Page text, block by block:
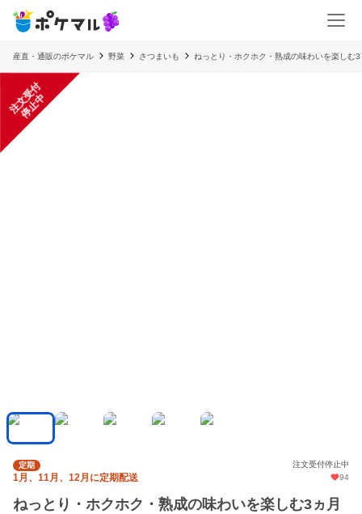
産直・通販のポケマル 野菜 さつまいも ねっとり・ホクホク・熟成の味わいを楽しむ
注
文
受
付
停
止
中
定期 注文受付停止中
1月、11月、12月に定期配送 94
ねっとり・ホクホク・熟成の味わいを楽しむ3ヵ月